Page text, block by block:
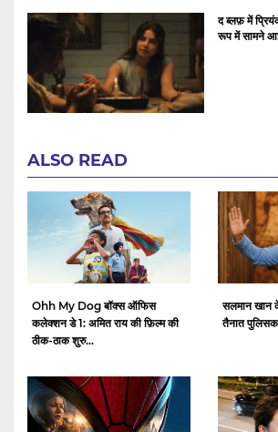
द ब्लफ़ में
रूप में सामने
ALSO READ
Ohh My Dog बॉक्स ऑफिस
कलेक्शन डे 1: अमित राय की फ़िल्म की
ठीक-ठाक शुरु...
सलमान खान
तैनात